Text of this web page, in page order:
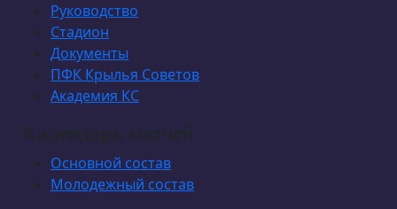
Руководство
Стадион
Документы
ПФК Крылья Советов
Академия КС
Календарь матчей
Основной состав
Молодежный состав